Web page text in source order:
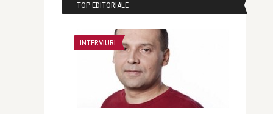
TOP EDITORIALE
INTERVIURI